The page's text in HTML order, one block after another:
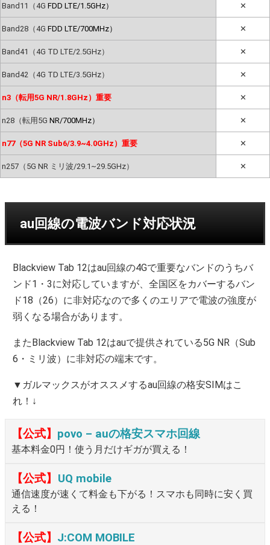
Band11（4G FDD LTE/1.5GHz） ✕
Band28（4G FDD LTE/700MHz） ✕
Band41（4G TD LTE/2.5GHz） ✕
Band42（4G TD LTE/3.5GHz） ✕
n3（転用5G NR/1.8GHz）重要 ✕
n28（転用5G NR/700MHz） ✕
n77（5G NR Sub6/3.9~4.0GHz）重要 ✕
n257（5G NR ミリ波/29.1~29.5GHz） ✕
au回線の電波バンド対応状況
Blackview Tab 12はau回線の4Gで重要なバンドのうちバ
ンド1・3に対応していますが、全国区をカバーするバン
ド18（26）に非対応なので多くのエリアで電波の強度が
弱くなる場合があります。
またBlackview Tab 12はauで提供されている5G NR（Sub
6・ミリ波）に非対応の端末です。
▼ガルマックスがオススメするau回線の格安SIMはこ
れ！↓
【公式】 povo – auの格安スマホ回線
基本料金0円！使う月だけギガが買える！
【公式】 UQ mobile
通信速度が速くて料金も下がる！スマホも同時に安く買
える！
【公式】 J:COM MOBILE